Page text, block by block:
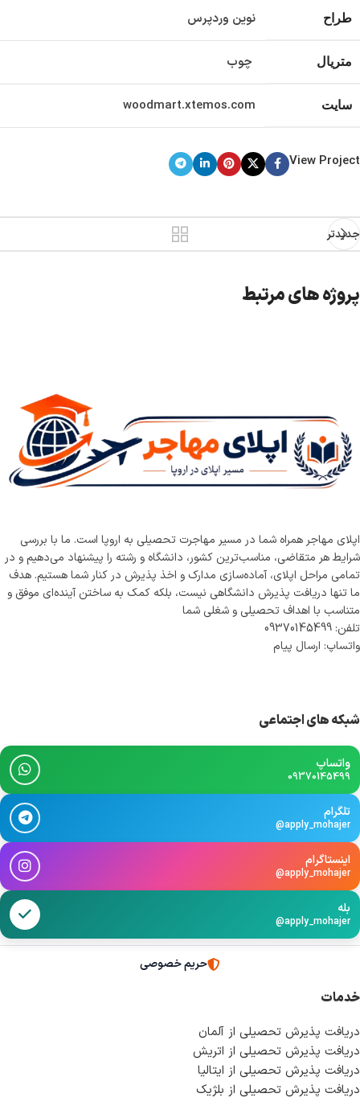
طراح نوین وردپرس
متریال چوب
سایت woodmart.xtemos.com
View Project
جدیدتر
پروژه های مرتبط
اپلای مهاجر همراه شما در مسیر مهاجرت تحصیلی به اروپا است. ما با بررسی
شرایط هر متقاضی، مناسب‌ترین کشور، دانشگاه و رشته را پیشنهاد می‌دهیم و در
تمامی مراحل اپلای، آماده‌سازی مدارک و اخذ پذیرش در کنار شما هستیم. هدف
ما تنها دریافت پذیرش دانشگاهی نیست، بلکه کمک به ساختن آینده‌ای موفق و
متناسب با اهداف تحصیلی و شغلی شما
تلفن: 09370145499
واتساپ: ارسال پیام
شبکه های اجتماعی
واتساپ
09370145499
تلگرام
@apply_mohajer
اینستاگرام
@apply_mohajer
بله
@apply_mohajer
حریم خصوصی
خدمات
دریافت پذیرش تحصیلی از آلمان
دریافت پذیرش تحصیلی از اتریش
دریافت پذیرش تحصیلی از ایتالیا
دریافت پذیرش تحصیلی از بلژیک